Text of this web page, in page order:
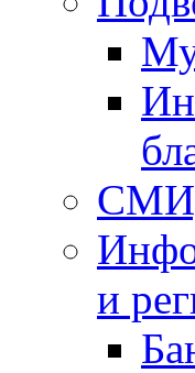
СМИ,
и